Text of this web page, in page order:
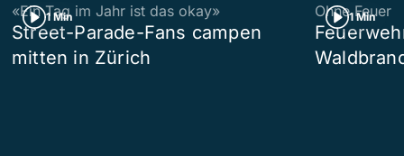
1 Min
«Ein Tag im Jahr ist das okay»
Street-Parade-Fans campen
mitten in Zürich
1 Min
Ohne Feuer